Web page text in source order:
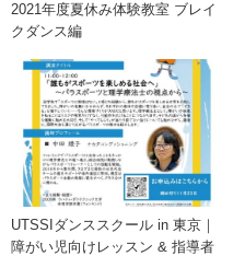
2021年度夏休み体験教室 ブレイ
クダンス編
UTSSIダンススクール in 東京｜
障がい児向けレッスン & 指導者